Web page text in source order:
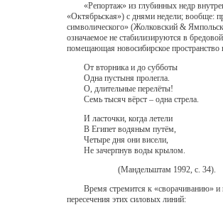
«Репортаж» из глубинных недр
«Октябрьская») с днями недели; вообще:
символического» (Жолковский &
означаемое не стабилизируются в
помещающая новосибирское пространство
От вторника и до субботы
Одна пустыня пролегла.
О, длительные перелёты!
Семь тысяч вёрст – одна стрела.
И ласточки, когда летели
В Египет водяным путём,
Четыре дня они висели,
Не зачерпнув воды крылом.
(Мандельштам 1992, с. 34).
Время стремится к «сворачиванию» и в
пересечения этих силовых линий: